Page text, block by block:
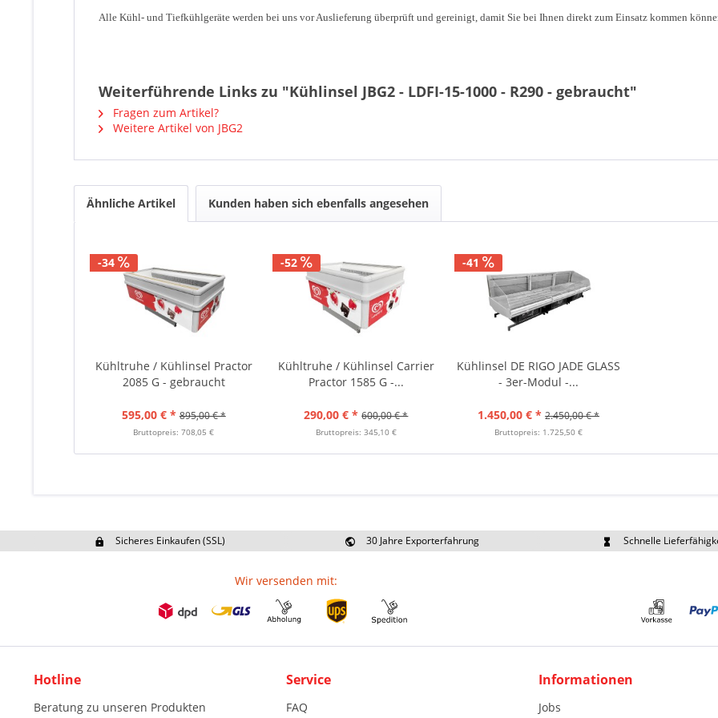
Alle Kühl- und Tiefkühlgeräte werden bei uns vor Auslieferung überprüft und gereinigt, damit Sie bei Ihnen direkt zum Einsatz kommen
Weiterführende Links zu "Kühlinsel JBG2 - LDFI-15-1000 - R290 - gebraucht"
Fragen zum Artikel?
Weitere Artikel von JBG2
Ähnliche Artikel Kunden haben sich ebenfalls angesehen
-34
Kühltruhe / Kühlinsel Practor
2085 G - gebraucht
595,00 € * 895,00 € *
Bruttopreis: 708,05 €
-52
Kühltruhe / Kühlinsel Carrier
Practor 1585 G -...
290,00 € * 600,00 € *
Bruttopreis: 345,10 €
-41
Kühlinsel DE RIGO JADE GLASS
- 3er-Modul -...
1.450,00 € * 2.450,00 € *
Bruttopreis: 1.725,50 €
Sicheres Einkaufen (SSL)
30 Jahre Exporterfahrung
Schnelle
Wir versenden mit:
Hotline
Beratung zu unseren Produkten
Service
FAQ
Informationen
Jobs